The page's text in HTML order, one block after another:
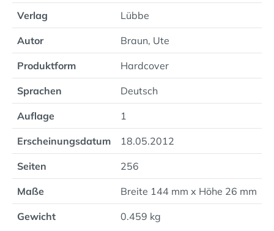
Verlag Lübbe
Autor Braun, Ute
Produktform Hardcover
Sprachen Deutsch
Auflage 1
Erscheinungsdatum 18.05.2012
Seiten 256
Maße Breite 144 mm x Höhe 26 mm
Gewicht 0.459 kg